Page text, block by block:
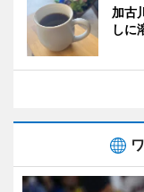
加古
しに